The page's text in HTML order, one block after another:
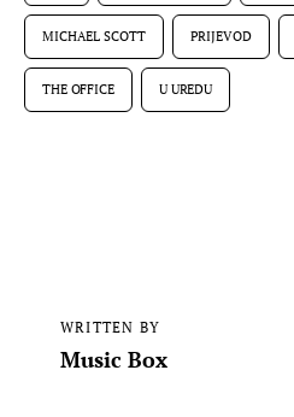
MICHAEL SCOTT PRIJEVOD
THE OFFICE U UREDU
WRITTEN BY
Music Box